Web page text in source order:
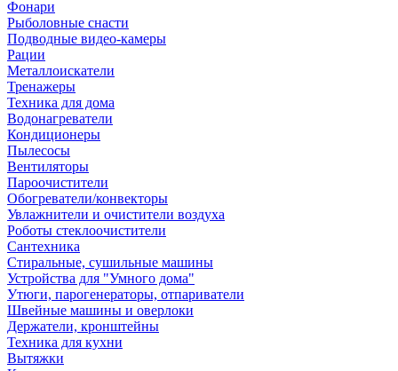
Фонари
Рыболовные снасти
Подводные видео-камеры
Рации
Металлоискатели
Тренажеры
Техника для дома
Водонагреватели
Кондиционеры
Пылесосы
Вентиляторы
Пароочистители
Обогреватели/конвекторы
Увлажнители и очистители воздуха
Роботы стеклоочистители
Сантехника
Стиральные, сушильные машины
Устройства для "Умного дома"
Утюги, парогенераторы, отпариватели
Швейные машины и оверлоки
Держатели, кронштейны
Техника для кухни
Вытяжки